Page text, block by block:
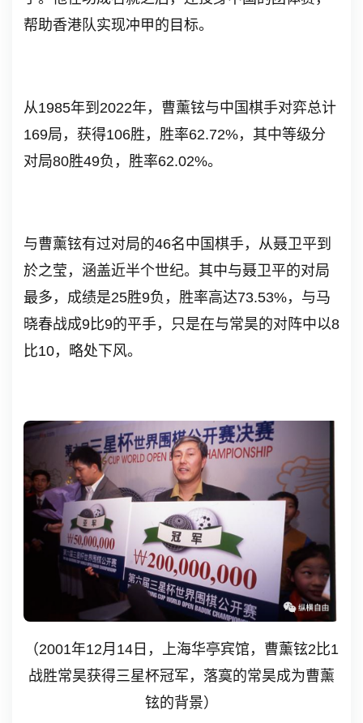
帮助香港队实现冲甲的目标。
从1985年到 2022年，曹薰铉与中国棋手对弈总计
169局，获得106胜，胜率62.72%，其中等级分
对局80胜49负，胜率62.02%。
与曹薰铉有过对局的46名中国棋手，从聂卫平到
於之莹，涵盖近半个世纪。其中与聂卫平的对局
最多，成绩是25胜9负，胜率高达73.53%，与马
晓春战成9比9的平手，只是在与常昊的对阵中以8
比10，略处下风。
（2001年12月 14 日，上海华亭宾馆，曹薰铉2 比1
战胜常昊获得三星杯冠军，落寞的常昊成为曹薰
铉的背景）